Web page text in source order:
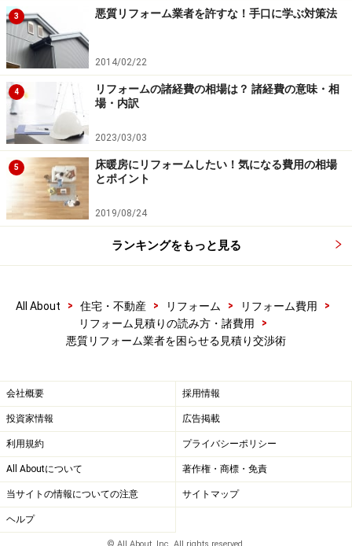
・「排水管がひどく汚れていて、放っておくと汚水が敷
地中にあふれる。」
最近では手口も巧妙化してきて、事前に他の現場で撮影
したデジタルカメラやビデオカメラの写真・映像で、あ
たかもその家が傷んでいるように思わせるといった事例
も報告されています。
大規模な工事になるはずなのに、すぐに金
額提示!?
よく考えてみれば、「屋根が崩れる」「外壁がこわれ
る」などといった、緊急で直さなければならない住まい
を提示していること自体が不自然なのです。施主にとっ
て良心的な工事を提供しようとする姿勢が少しでもあれ
ば、しっかりした調査を実施し、施工方法を検討した
り、資材などの仕入れ金額などを確認した上で、改めて
「見積り書」を提示してくるはずです。
そもそも住宅は、見た目が全く同じ建物であっても、施
3 悪質リフォーム業者を許すな！手口に学ぶ対策法
2014/02/22
4
リフォームの諸経費の相場は？ 諸経費の意味・相
場・内訳
2023/03/03
5
床暖房にリフォームしたい！気になる費用の相場
とポイント
2019/08/24
ランキングをもっと見る
All About > 住宅・不動産 > リフォーム > リフォーム費用
>
リフォーム見積りの読み方・諸費用
>
悪質リフォーム業者を困らせる見積り交渉術
会社概要 採用情報
投資家情報 広告掲載
利用規約 プライバシーポリシー
All Aboutについて 著作権・商標・免責
当サイトの情報についての注意 サイトマップ
ヘルプ
© All About, Inc. All rights reserved.